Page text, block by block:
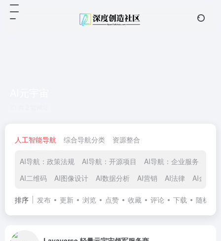
人工智能导航 综合导航分类 资源整合
AI导航：政策法规 AI导航：开源项目 AI导航：企业服务
AI二维码
AI图像设计 AI数据分析 AI营销 AI法律 AI金融
排序 发布 更新 浏览 点赞 收藏 评论 下载 随机